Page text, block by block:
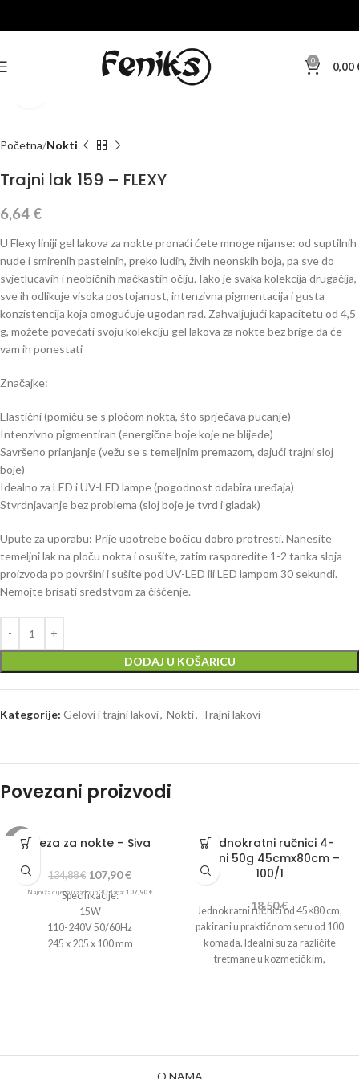
0 0,00
Početna Nokti
Trajni lak 159 – FLEXY
6,64 €
U Flexy liniji gel lakova za nokte pronaći ćete mnoge nijanse: od suptilnih
nude i smirenih pastelnih, preko ludih, živih neonskih boja, pa sve do
svjetlucavih i neobičnih mačkastih očiju. Iako je svaka kolekcija drugačija,
sve ih odlikuje visoka postojanost, intenzivna pigmentacija i gusta
konzistencija koja omogućuje ugodan rad. Zahvaljujući kapacitetu od 4,5
g, možete povećati svoju kolekciju gel lakova za nokte bez brige da će
vam ih ponestati
Značajke:
Elastični (pomiču se s pločom nokta, što sprječava pucanje)
Intenzivno pigmentiran (energične boje koje ne blijede)
Savršeno prianjanje (vežu se s temeljnim premazom, dajući trajni sloj
boje)
Idealno za LED i UV-LED lampe (pogodnost odabira uređaja)
Stvrdnjavanje bez problema (sloj boje je tvrd i gladak)
Upute za uporabu: Prije upotrebe bočicu dobro protresti. Nanesite
temeljni lak na ploču nokta i osušite, zatim rasporedite 1-2 tanka sloja
proizvoda po površini i sušite pod UV-LED ili LED lampom 30 sekundi.
Nemojte brisati sredstvom za čišćenje.
DODAJ U KOŠARICU
Kategorije: Gelovi i trajni lakovi, Nokti, Trajni lakovi
Povezani proizvodi
-20%Freza za nokte – Siva
134,88€ 107,90€
Najniža cijena u zadnjih 30 dana: 107,90 €
Specifikacije:
15W
110-240V 50/60Hz
245 x 205 x 100 mm
Pedalica za upravljanje
Jednokratni ručnici 4-
slojni 50g 45cmx80cm –
100/1
18,50€
Jednokratni ručnici od 45×80 cm,
pakirani u praktičnom setu od 100
komada. Idealni su za različite
tretmane u kozmetičkim,
O NAMA